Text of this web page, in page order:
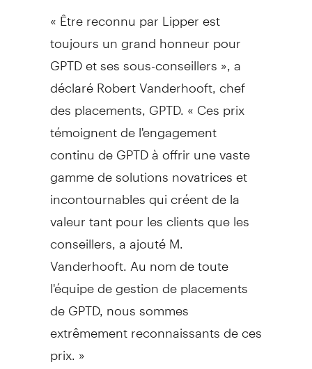
« Être reconnu par Lipper est
toujours un grand honneur pour
GPTD et ses sous-conseillers », a
déclaré Robert Vanderhooft, chef
des placements, GPTD. « Ces prix
témoignent de l'engagement
continu de GPTD à offrir une vaste
gamme de solutions novatrices et
incontournables qui créent de la
valeur tant pour les clients que les
conseillers, a ajouté M.
Vanderhooft. Au nom de toute
l'équipe de gestion de placements
de GPTD, nous sommes
extrêmement reconnaissants de ces
prix. »